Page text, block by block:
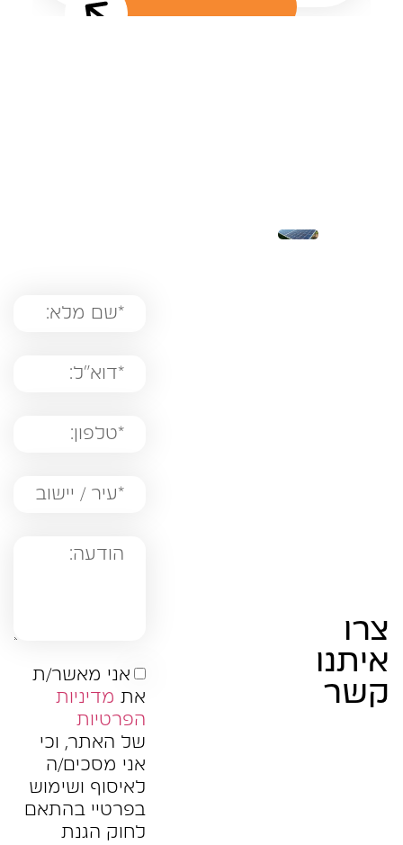
צרו
איתנו
קשר
אני מאשר/ת
את מדיניות
הפרטיות
של האתר, וכי
אני מסכים/ה
לאיסוף ושימוש
בפרטיי בהתאם
לחוק הגנת